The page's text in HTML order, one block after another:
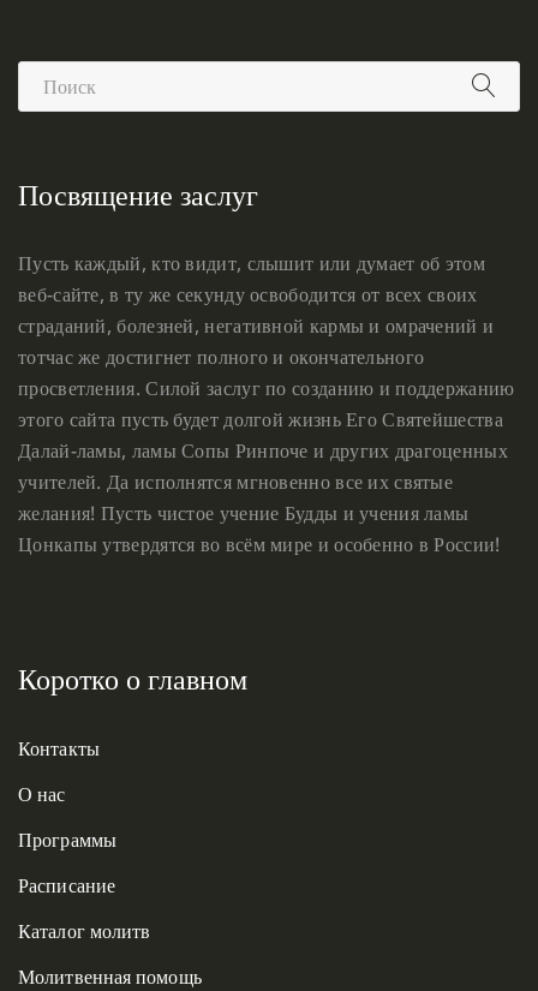
Посвящение заслуг
Пусть каждый, кто видит, слышит или думает об этом
веб-сайте, в ту же секунду освободится от всех своих
страданий, болезней, негативной кармы и омрачений и
тотчас же достигнет полного и окончательного
просветления. Силой заслуг по созданию и поддержанию
этого сайта пусть будет долгой жизнь Его Святейшества
Далай-ламы, ламы Сопы Ринпоче и других драгоценных
учителей. Да исполнятся мгновенно все их святые
желания! Пусть чистое учение Будды и учения ламы
Цонкапы утвердятся во всём мире и особенно в России!
Коротко о главном
Контакты
О нас
Программы
Расписание
Каталог молитв
Молитвенная помощь